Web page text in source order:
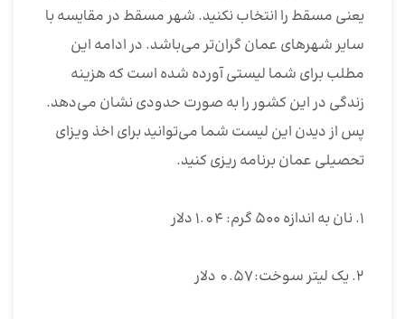
یعنی مسقط را انتخاب نکنید. شهر مسقط در مقایسه با
سایر شهرهای عمان گران‌تر می‌باشد. در ادامه این
مطلب برای شما لیستی آورده شده است که هزینه
زندگی در این کشور را به صورت حدودی نشان می‌دهد.
پس از دیدن این لیست شما می‌توانید برای اخذ ویزای
تحصیلی عمان برنامه ریزی کنید.
۱. نان به اندازه ۵۰۰ گرم: 1.04 دلار
۲. یک لیتر سوخت: 0.57 دلار